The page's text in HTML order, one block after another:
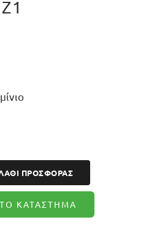
ΠΡΟΣΦΟΡΆΣ
ΚΑΤΆΣΤΗΜΑ